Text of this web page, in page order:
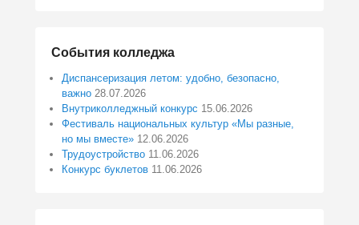
События колледжа
Диспансеризация летом: удобно, безопасно,
важно 28.07.2026
Внутриколледжный конкурс 15.06.2026
Фестиваль национальных культур «Мы разные,
но мы вместе» 12.06.2026
Трудоустройство 11.06.2026
Конкурс буклетов 11.06.2026